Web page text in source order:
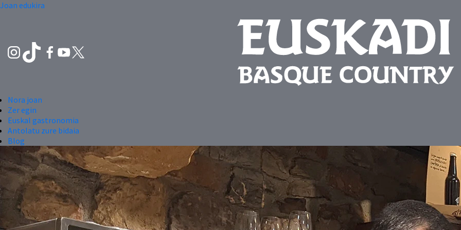
Joan edukira
Nora joan
Zer egin
Euskal gastronomia
Antolatu zure bidaia
Blog